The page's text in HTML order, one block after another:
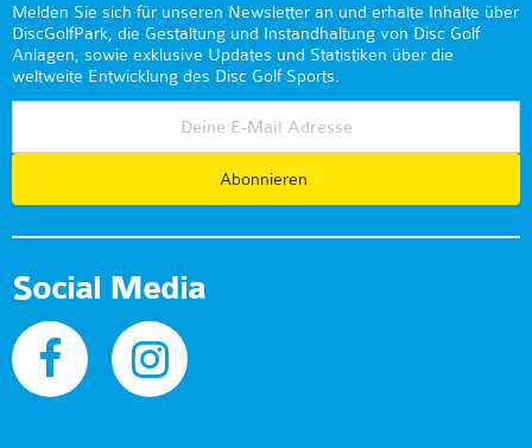
Melden Sie sich für unseren Newsletter an und erhalte Inhalte über
DiscGolfPark, die Gestaltung und Instandhaltung von Disc Golf
Anlagen, sowie exklusive Updates und Statistiken über die
weltweite Entwicklung des Disc Golf Sports.
Abonnieren
Social Media